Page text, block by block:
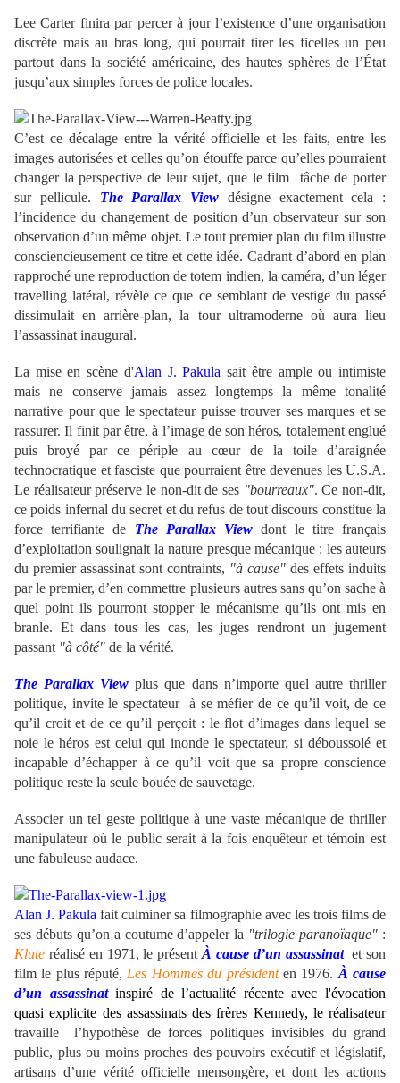
Lee Carterfinira par percer à jour l’existence d’une organisation
discrète mais au bras long, qui pourrait tirer les ficelles un peu
partout dans la société américaine, des hautes sphères de l’État
jusqu’aux simples forces de police locales.
C’est ce décalage entre la vérité officielle et les faits, entre les
images autorisées et celles qu’on étouffe parce qu’elles pourraient
changer la perspective de leur sujet, que le film tâche de porter
sur pellicule. The Parallax View désigne exactement cela :
l’incidence du changement de position d’un observateur sur son
observation d’un même objet. Le tout premier plan du film illustre
consciencieusement ce titre et cette idée. Cadrant d’abord en plan
rapproché une reproduction de totem indien, la caméra, d’un léger
travelling latéral, révèle ce que ce semblant de vestige du passé
dissimulait en arrière-plan, la tour ultramoderne où aura lieu
l’assassinat inaugural.
La mise en scène d'Alan J. Pakula sait être ample ou intimiste
mais ne conserve jamais assez longtemps la même tonalité
narrative pour que le spectateur puisse trouver ses marques et se
rassurer. Il finit par être, à l’image de son héros, totalement englué
puis broyé par ce périple au cœur de la toile d’araignée
technocratique et fasciste que pourraient être devenues les U.S.A.
Le réalisateur préserve le non-dit de ses "bourreaux". Ce non-dit,
ce poids infernal du secret et du refus de tout discours constitue la
force terrifiante de The Parallax View dont le titre français
d’exploitation soulignait la nature presque mécanique : les auteurs
du premier assassinat sont contraints, "à cause" des effets induits
par le premier, d’en commettre plusieurs autres sans qu’on sache à
quel point ils pourront stopper le mécanisme qu’ils ont mis en
branle. Et dans tous les cas, les juges rendront un jugement
passant "à côté" de la vérité.
The Parallax View plus que dans n’importe quel autre thriller
politique, invite le spectateur à se méfier de ce qu’il voit, de ce
qu’il croit et de ce qu’il perçoit : le flot d’images dans lequel se
noie le héros est celui qui inonde le spectateur, si déboussolé et
incapable d’échapper à ce qu’il voit que sa propre conscience
politique reste la seule bouée de sauvetage.
Associer un tel geste politique à une vaste mécanique de thriller
manipulateur où le public serait à la fois enquêteur et témoin est
une fabuleuse audace.
Alan J. Pakula fait culminer sa filmographie avec les trois films de
ses débuts qu’on a coutume d’appeler la "trilogie paranoïaque" :
Klute réalisé en 1971, le présent À cause d’un assassinatet son
film le plus réputé, Les Hommes du présidenten 1976. À cause
d’un assassinat inspiré de l’actualité récente avec l'évocation
quasi explicite des assassinats des frères Kennedy, le réalisateur
travaille l’hypothèse de forces politiques invisibles du grand
public, plus ou moins proches des pouvoirs exécutif et législatif,
artisans d’une vérité officielle mensongère, et dont les actions